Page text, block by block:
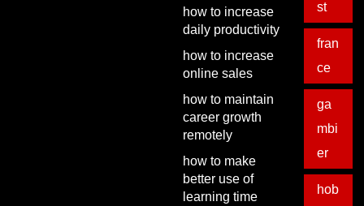
how to increase
daily productivity
how to increase
online sales
how to maintain
career growth
remotely
how to make
better use of
learning time
st
fran
ce
ga
mbi
er
hob